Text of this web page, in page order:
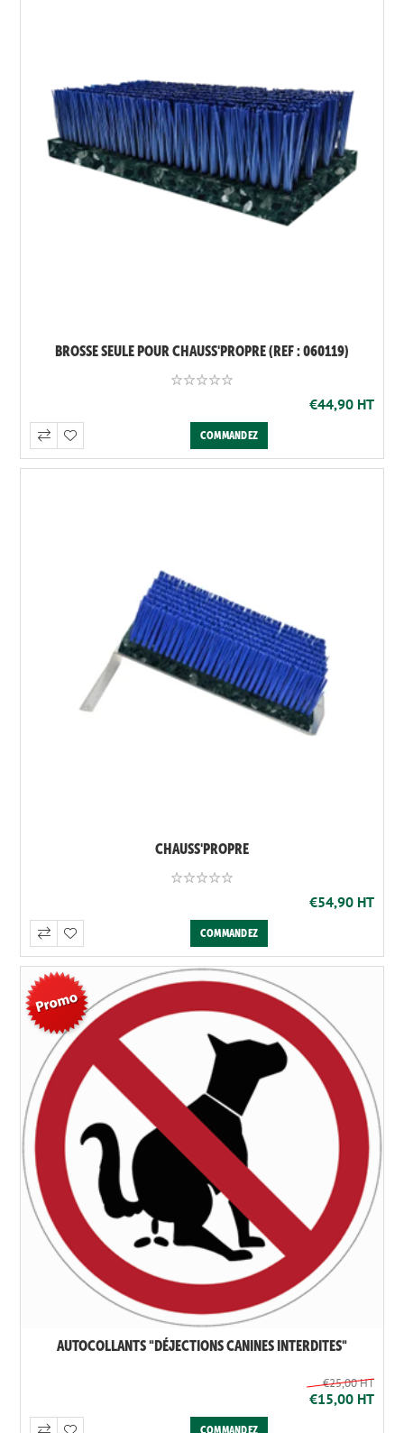
BROSSE SEULE POUR CHAUSS'PROPRE (REF : 060119)
€44,90 HT
CHAUSS'PROPRE
€54,90 HT
AUTOCOLLANTS "DÉJECTIONS CANINES INTERDITES"
€25,00 HT
€15,00 HT